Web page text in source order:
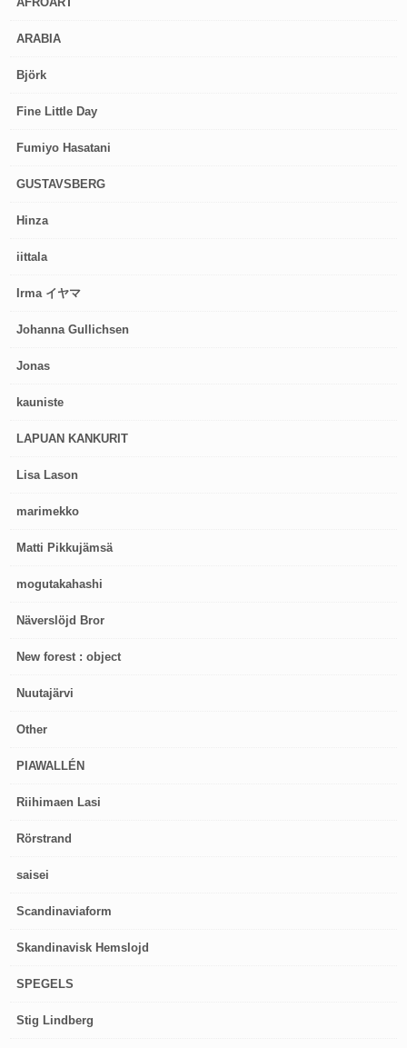
ARABIA
Björk
Fine Little Day
Fumiyo Hasatani
GUSTAVSBERG
Hinza
iittala
Irma イヤマ
Johanna Gullichsen
Jonas
kauniste
LAPUAN KANKURIT
Lisa Lason
marimekko
Matti Pikkujämsä
mogutakahashi
Näverslöjd Bror
New forest : object
Nuutajärvi
Other
PIAWALLÉN
Riihimaen Lasi
Rörstrand
saisei
Scandinaviaform
Skandinavisk Hemslojd
SPEGELS
Stig Lindberg